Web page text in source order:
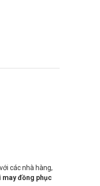
các nhà hàng,
may đồng phục